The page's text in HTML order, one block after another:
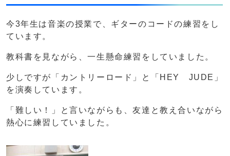
今3年生は音楽の授業で、ギターのコードの練習をし
ています。
教科書を見ながら、一生懸命練習をしていました。
少しですが「カントリーロード」と「HEY JUDE」
を演奏しています。
「難しい！」と言いながらも、友達と教え合いながら
熱心に練習していました。